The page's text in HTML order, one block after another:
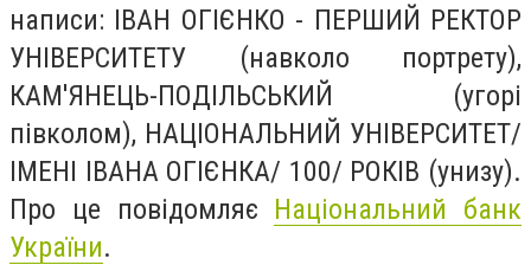
написи: ІВАН ОГІЄНКО - ПЕРШИЙ РЕКТОР
УНІВЕРСИТЕТУ (навколо портрету),
КАМ'ЯНЕЦЬ-ПОДІЛЬСЬКИЙ (угорі
півколом), НАЦІОНАЛЬНИЙ УНІВЕРСИТЕТ/
ІМЕНІ ІВАНА ОГІЄНКА/ 100/ РОКІВ (унизу).
Про це повідомляє Національний банк
України.